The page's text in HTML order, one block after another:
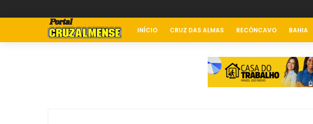
INÍCIO CRUZ DAS ALMAS RECÔNCAVO BAHIA